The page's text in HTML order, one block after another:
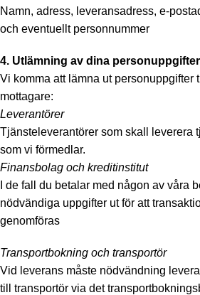
Namn, adress, leveransadress, e-
och eventuellt personnummer
4. Utlämning av dina personuppgifter
Vi komma att lämna ut personuppgifter
mottagare:
Leverantörer
Tjänsteleverantörer som skall leverera
som vi förmedlar.
Finansbolag och kreditinstitut
I de fall du betalar med någon av våra
nödvändiga uppgifter ut för att
genomföras
Transportbokning och transportör
Vid leverans måste nödvändning
till transportör via det